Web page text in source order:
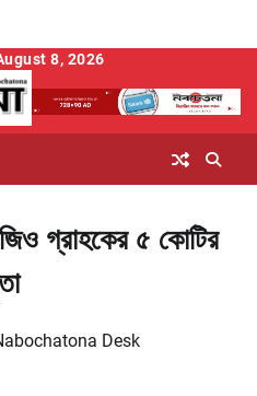
8, 2026
গ্রাহকের ৫ কোটির
Desk